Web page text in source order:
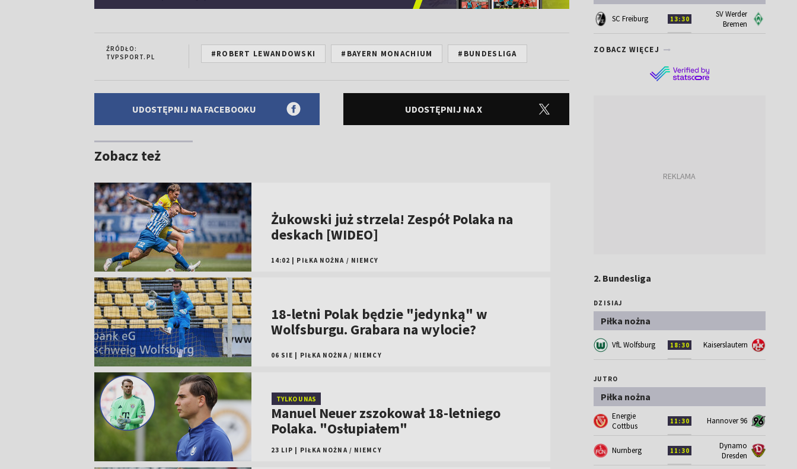
ŹRÓDŁO:
TVPSPORT.PL
#ROBERT LEWANDOWSKI #BAYERN MONACHIUM #BUNDESLIGA
UDOSTĘPNIJ NA FACEBOOKU UDOSTĘPNIJ NA X
Zobacz też
Żukowski już strzela! Zespół Polaka na
deskach [WIDEO]
14:02 PIŁKA NOŻNA / NIEMCY
18-letni Polak będzie "jedynką" w
Wolfsburgu. Grabara na wylocie?
06 SIE PIŁKA NOŻNA / NIEMCY
TYLKO U NAS
Manuel Neuer zszokował 18-letniego
Polaka. "Osłupiałem"
23 LIP PIŁKA NOŻNA / NIEMCY
SC Freiburg 13:30
SV Werder
Bremen
ZOBACZ WIĘCEJ
2. Bundesliga
DZISIAJ
Piłka nożna
VfL Wolfsburg 18:30 Kaiserslautern
JUTRO
Piłka nożna
Energie
Cottbus
11:30 Hannover 96
Nurnberg 11:30
Dynamo
Dresden